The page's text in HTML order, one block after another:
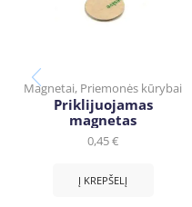
Magnetai, Priemonės kūrybai
Priklijuojamas
magnetas
0,45€
Į KREPŠELĮ